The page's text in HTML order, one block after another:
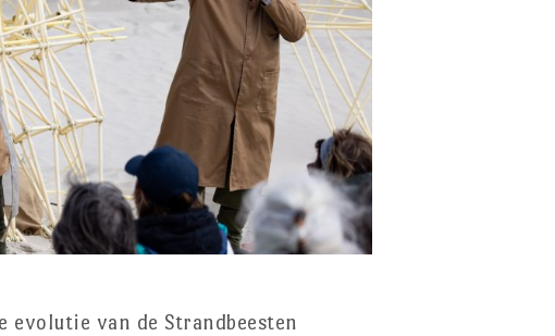
evolutie van de Strandbeesten